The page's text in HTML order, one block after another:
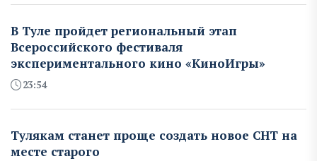
В Туле пройдет региональный этап
Всероссийского фестиваля
экспериментального кино «КиноИгры»
23:54
Тулякам станет проще создать новое СНТ на
месте старого